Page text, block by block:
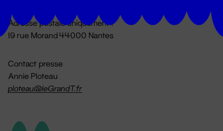
Adresse postale uniquement :
19 rue Morand 44000 Nantes
Contact presse
Annie Ploteau
ploteau@leGrandT.fr